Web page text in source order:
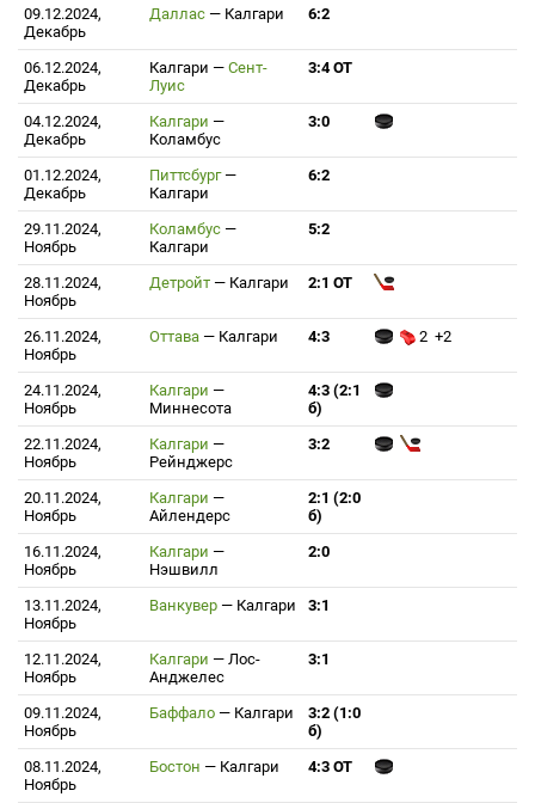
09.12.2024,
Декабрь
Даллас — Калгари 6:2
06.12.2024,
Декабрь
Калгари — Сент-
Луис
3:4 ОТ
04.12.2024,
Декабрь
Калгари —
Коламбус
3:0
01.12.2024,
Декабрь
Питтсбург —
Калгари
6:2
29.11.2024,
Ноябрь
Коламбус —
Калгари
5:2
28.11.2024,
Ноябрь
Детройт — Калгари 2:1 ОТ
26.11.2024,
Ноябрь
Оттава — Калгари 4:3 2 +2
24.11.2024,
Ноябрь
Калгари —
Миннесота
4:3 (2:1
б)
22.11.2024,
Ноябрь
Калгари —
Рейнджерс
3:2
20.11.2024,
Ноябрь
Калгари —
Айлендерс
2:1 (2:0
б)
16.11.2024,
Ноябрь
Калгари —
Нэшвилл
2:0
13.11.2024,
Ноябрь
Ванкувер — Калгари 3:1
12.11.2024,
Ноябрь
Калгари — Лос-
Анджелес
3:1
09.11.2024,
Ноябрь
Баффало — Калгари
3:2 (1:0
б)
08.11.2024,
Ноябрь
Бостон — Калгари 4:3 ОТ